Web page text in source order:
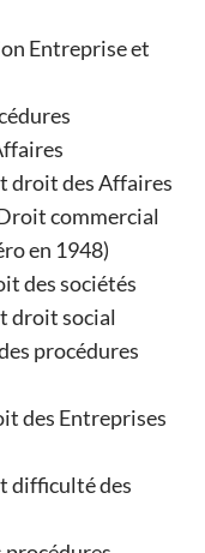
Entreprise et
droit des Affaires
commercial
en 1948)
des sociétés
droit social
procédures
des Entreprises
difficulté des